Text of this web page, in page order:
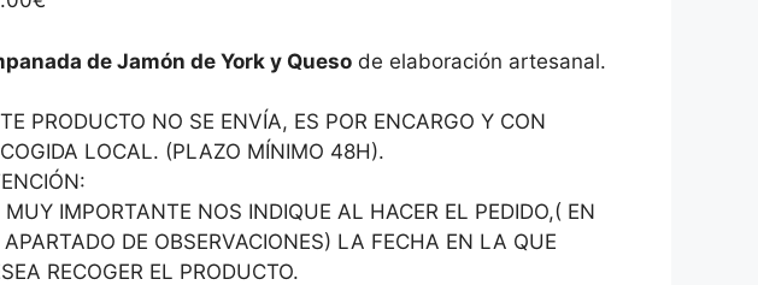
de Jamón de York y Queso de elaboración artesanal.
PRODUCTO NO SE ENVÍA, ES POR ENCARGO Y CON
LOCAL. (PLAZO MÍNIMO 48H).
MUY IMPORTANTE NOS INDIQUE AL HACER EL PEDIDO,( EN
APARTADO DE OBSERVACIONES) LA FECHA EN LA QUE
RECOGER EL PRODUCTO.